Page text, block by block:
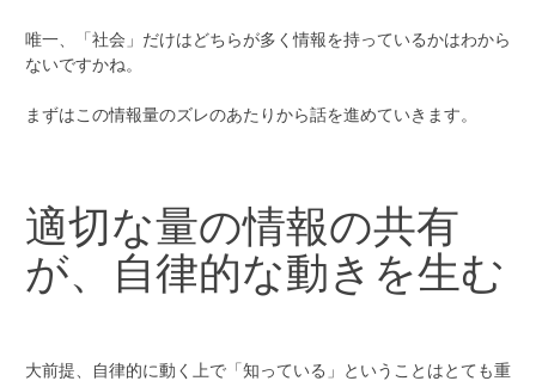
唯一、「社会」だけはどちらが多く情報を持っているかはわから
ないですかね。
まずはこの情報量のズレのあたりから話を進めていきます。
適切な量の情報の共有
が、自律的な動きを生む
大前提、自律的に動く上で「知っている」ということはとても重